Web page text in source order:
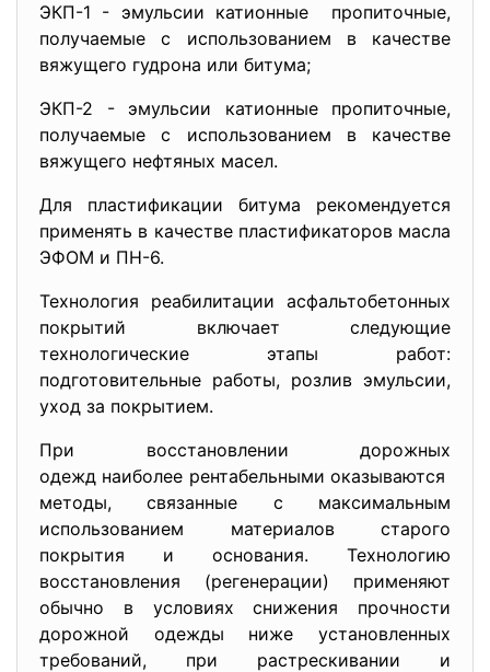
ЭКП-1 - эмульсии катионные пропиточные,
получаемые с использованием в качестве
вяжущего гудрона или битума;
ЭКП-2 - эмульсии катионные пропиточные,
получаемые с использованием в качестве
вяжущего нефтяных масел.
Для пластификации битума рекомендуется
применять в качестве пластификаторов масла
ЭФОМ и ПН-6.
Технология реабилитации асфальтобетонных
покрытий включает следующие
технологические этапы работ:
подготовительные работы, розлив эмульсии,
уход за покрытием.
При восстановлении дорожных
одежд наиболее рентабельными оказываются
методы, связанные с максимальным
использованием материалов старого
покрытия и основания. Технологию
восстановления (регенерации) применяют
обычно в условиях снижения прочности
дорожной одежды ниже установленных
требований, при растрескивании и